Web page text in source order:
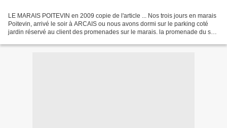
LE MARAIS POITEVIN en 2009 copie de l'article ... Nos trois jours en marais
Poitevin, arrivé le soir à ARCAIS ou nous avons dormi sur le parking coté
jardin réservé au client des promenades sur le marais. la promenade du soir